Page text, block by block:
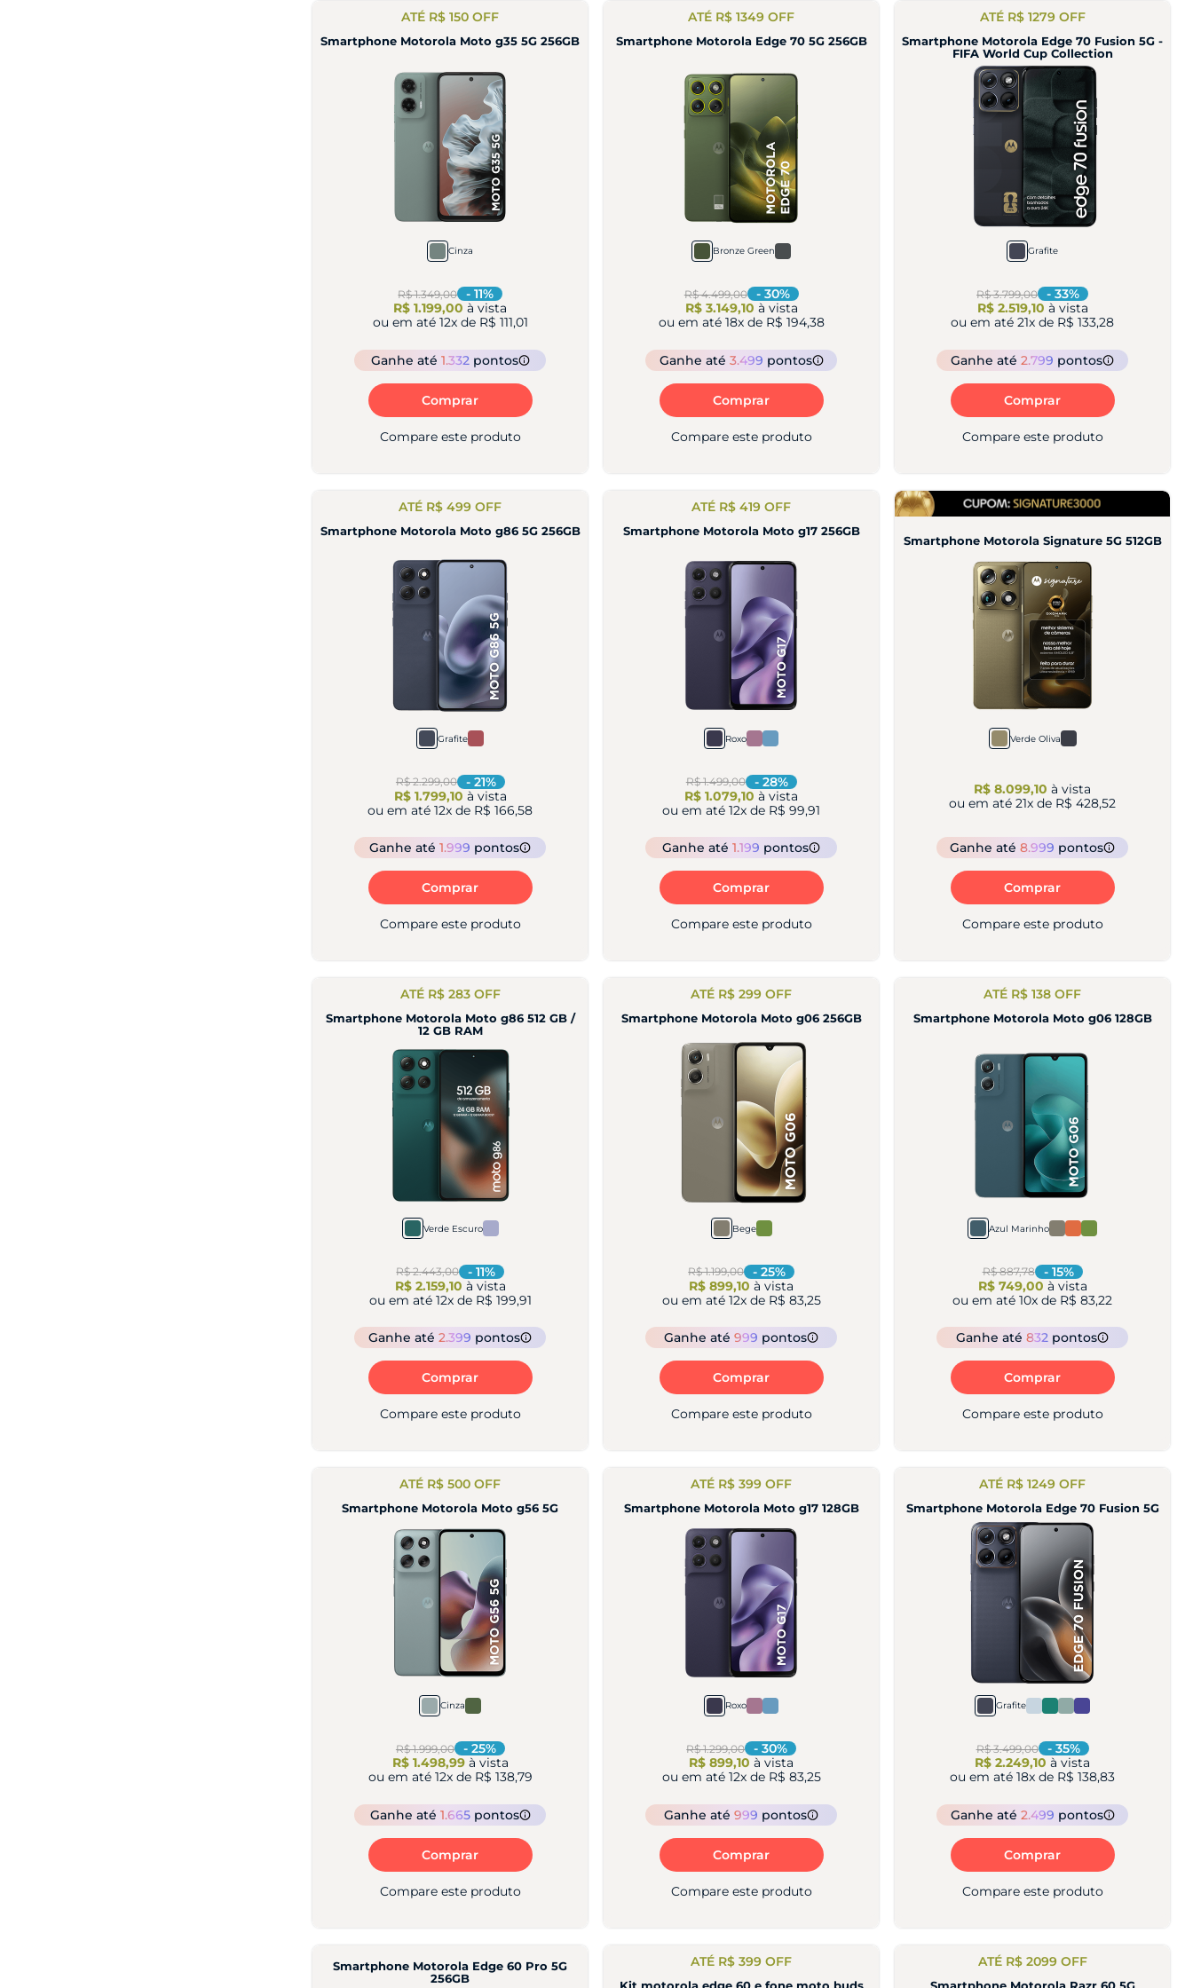
ATÉ R$ 150 OFF
Smartphone Motorola Moto g35 5G 256GB
Cinza
R$ 1.349,00 -11%
R$ 1.199,00 à vista
ou em até 12x de R$ 111,01
Ganhe até 1.332 pontos
Comprar
Compare este produto
ATÉ R$ 1349 OFF
Smartphone Motorola Edge 70 5G 256GB
Bronze Green
R$ 4.499,00 - 30%
R$ 3.149,10 à vista
ou em até 18x de R$ 194,38
Ganhe até 3.499 pontos
Comprar
Compare este produto
ATÉ R$ 1279 OFF
Smartphone Motorola Edge 70 Fusion 5G -
FIFA World Cup Collection
Grafite
R$ 3.799,00 -33%
R$ 2.519,10 à vista
ou em até21x de R$ 133,28
Ganheaté 2.799 pontos
Comprar
Compare este produto
ATÉ R$ 499 OFF
Smartphone Motorola Moto g86 5G 256GB
Grafite
R$ 2.299,00 - 21%
R$ 1.799,10 à vista
ou em até12x de R$ 166,58
Ganheaté 1.999 pontos
Comprar
Compare este produto
ATÉ R$ 419 OFF
Smartphone Motorola Moto g17 256GB
Roxo
R$ 1.499,00 - 28%
R$ 1.079,10 à vista
ou em até12x de R$ 99,91
Ganheaté 1.199 pontos
Comprar
Compare este produto
Smartphone Motorola Signature 5G 512GB
Verde Oliva
R$ 8.099,10 à vista
ou em até21x de R$ 428,52
Ganheaté 8.999 pontos
Comprar
Compare este produto
ATÉ R$ 283 OFF
Smartphone Motorola Moto g86 512 GB /
12 GB RAM
Verde Escuro
R$ 2.443,00 -11%
R$ 2.159,10 à vista
ou em até 12x de R$ 199,91
Ganheaté 2.399 pontos
Comprar
Compare este produto
ATÉ R$ 299 OFF
Smartphone Motorola Moto g06 256GB
Bege
R$ 1.199,00 -25%
R$ 899,10 à vista
ou em até 12x de R$ 83,25
Ganheaté 999 pontos
Comprar
Compare este produto
ATÉ R$ 138 OFF
Smartphone Motorola Moto g06 128GB
Azul Marinho
R$ 887,78 - 15%
R$ 749,00 à vista
ou em até10x de R$ 83,22
Ganheaté 832 pontos
Comprar
Compare este produto
ATÉ R$ 500 OFF
Smartphone Motorola Moto g56 5G
Cinza
R$ 1.999,00 - 25%
R$ 1.498,99à vista
ou em até 12x de R$ 138,79
Ganhe até 1.665 pontos
Comprar
Compare este produto
ATÉ R$ 399 OFF
Smartphone Motorola Moto g17 128GB
Roxo
R$ 1.299,00 -30%
R$ 899,10 à vista
ou em até 12x de R$ 83,25
Ganheaté 999 pontos
Comprar
Compare este produto
ATÉ R$ 1249 OFF
Smartphone Motorola Edge 70 Fusion 5G
Grafite
R$ 3.499,00 - 35%
R$ 2.249,10 à vista
ou em até18x de R$ 138,83
Ganhe até 2.499 pontos
Comprar
Compare este produto
Smartphone Motorola Edge 60 Pro 5G
256GB
ATÉ R$ 399 OFF
Kit motorola edge 60 e fone moto buds
ATÉ R$ 2099 OFF
Smartphone Motorola Razr 60 5G